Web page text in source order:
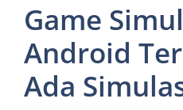
Game
Android
Ada